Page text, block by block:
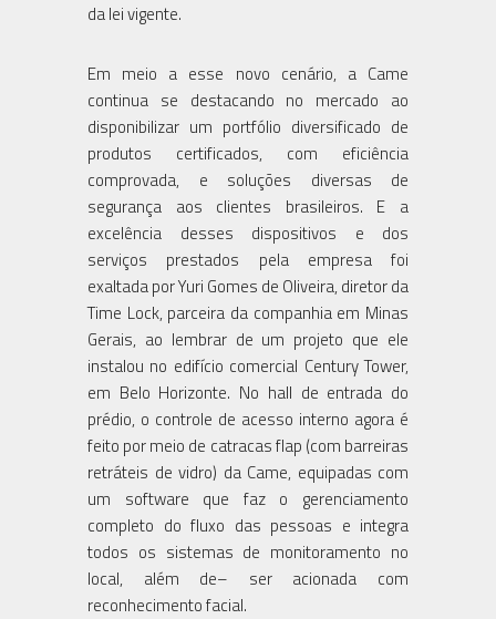
da lei vigente.
Em meio a esse novo cenário, a Came
continua se destacando no mercado ao
disponibilizar um portfólio diversificado de
produtos certificados, com eficiência
comprovada, e soluções diversas de
segurança aos clientes brasileiros. E a
excelência desses dispositivos e dos
serviços prestados pela empresa foi
exaltada por Yuri Gomes de Oliveira, diretor da
Time Lock, parceira da companhia em Minas
Gerais, ao lembrar de um projeto que ele
instalou no edifício comercial Century Tower,
em Belo Horizonte. No hall de entrada do
prédio, o controle de acesso interno agora é
feito por meio de catracas flap (com barreiras
retráteis de vidro) da Came, equipadas com
um software que faz o gerenciamento
completo do fluxo das pessoas e integra
todos os sistemas de monitoramento no
local, além de– ser acionada com
reconhecimento facial.